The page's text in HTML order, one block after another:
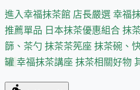
進入幸福抹茶館 店長嚴選 幸福
推薦單品 日本抹茶優惠組合 抹
篩、茶勺 抹茶茶筅座 抹茶碗、
罐 幸福抹茶講座 抹茶相關好物